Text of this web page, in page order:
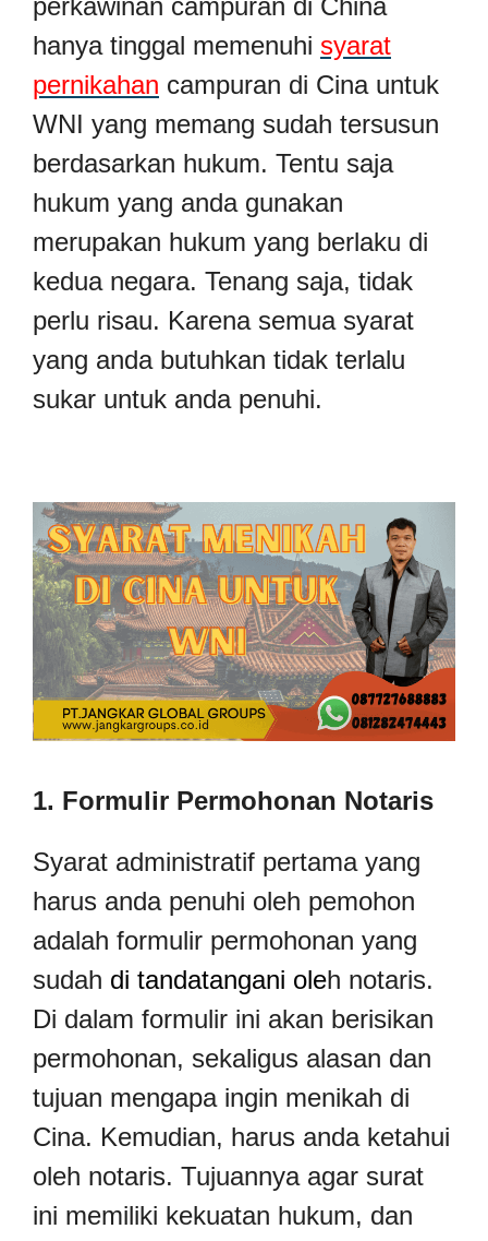
perkawinan campuran di China
hanya tinggal memenuhi syarat
pernikahan campuran di Cina untuk
WNI yang memang sudah tersusun
berdasarkan hukum. Tentu saja
hukum yang anda gunakan
merupakan hukum yang berlaku di
kedua negara. Tenang saja, tidak
perlu risau. Karena semua syarat
yang anda butuhkan tidak terlalu
sukar untuk anda penuhi.
1. Formulir Permohonan Notaris
Syarat administratif pertama yang
harus anda penuhi oleh pemohon
adalah formulir permohonan yang
sudah di tandatangani oleh notaris.
Di dalam formulir ini akan berisikan
permohonan, sekaligus alasan dan
tujuan mengapa ingin menikah di
Cina. Kemudian, harus anda ketahui
oleh notaris. Tujuannya agar surat
ini memiliki kekuatan hukum, dan